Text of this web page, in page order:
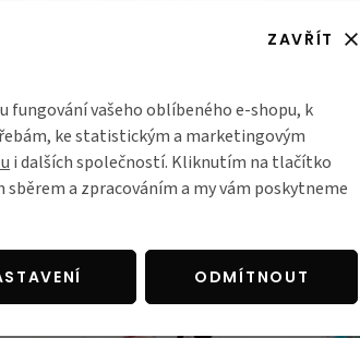
ZAVŘÍT
fungování vašeho oblíbeného e-shopu, k
ke statistickým a marketingovým
i dalších společností. Kliknutím na tlačítko
a zpracováním a my vám poskytneme
ODMÍTNOUT